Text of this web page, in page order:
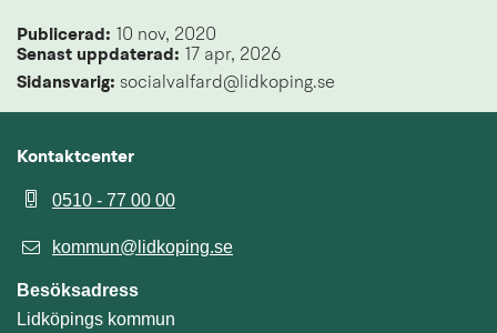
Publicerad:
10 nov, 2020
Senast uppdaterad:
17 apr, 2026
Sidansvarig: socialvalfard@lidkoping.se
Kontaktcenter
0510 - 77 00 00
kommun@lidkoping.se
Besöksadress
Lidköpings kommun